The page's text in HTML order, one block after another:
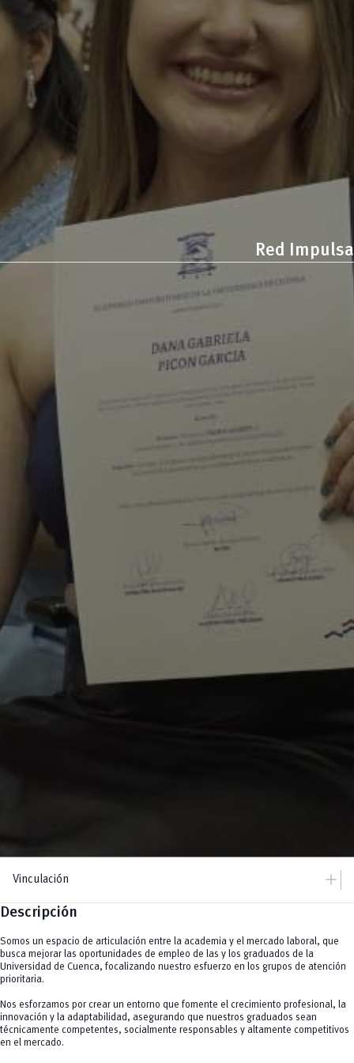
Red Impulsa
Vinculación add
Vinculación
add
Equipo
add
Actividad Física
Ambientales
Idiomas
Investigación e Innovación
Jurídicos y Administrativos
Salud y Bienestar
Alumni
remove
Educación Continua
remove
Inserción Laboral Red Impulsa
remove
Convenios
remove
Eventos
south_east
Descripción
Somos un espacio de articulación entre la academia y el mercado laboral, que
busca mejorar las oportunidades de empleo de las y los graduados de la
Universidad de Cuenca, focalizando nuestro esfuerzo en los grupos de atención
prioritaria.
Nos esforzamos por crear un entorno que fomente el crecimiento profesional, la
innovación y la adaptabilidad, asegurando que nuestros graduados sean
técnicamente competentes, socialmente responsables y altamente competitivos
en el mercado.